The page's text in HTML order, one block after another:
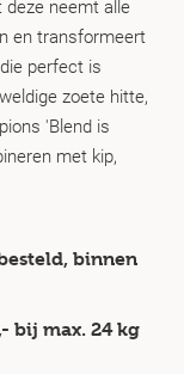
neemt alle
en transformeert
perfect is
zoete hitte,
'Blend is
met kip,
binnen
bij max. 24 kg